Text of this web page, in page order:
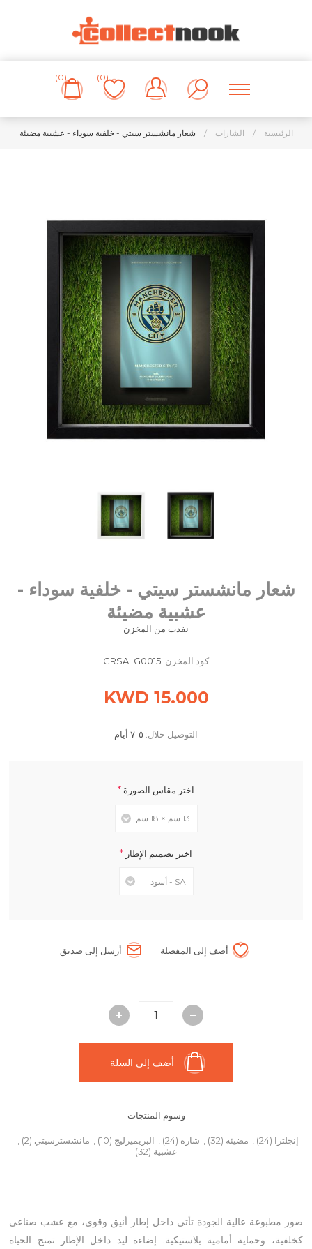
(0)
(0)
الرئيسية / الشارات / شعار مانشستر سيتي - خلفية سوداء - عشبية مضيئة
شعار مانشستر سيتي - خلفية سوداء -
عشبية مضيئة
نفذت من المخزن
كود المخزن: CRSALG0015
15.000 KWD
التوصيل خلال: ٥-٧ أيام
اختر مقاس الصورة *
اختر تصميم الإطار *
أضف إلى المفضلة أرسل إلى صديق
أضف إلى السلة
وسوم المنتجات
إنجلترا (24)
, مضيئة (32)
, شارة (24)
, البريميرليج (10)
, مانشسترسيتي (2)
,
عشبية (32)
صور مطبوعة عالية الجودة تأتي داخل إطار أنيق وقوي، مع عشب صناعي
كخلفية، وحماية أمامية بلاستيكية. إضاءة ليد داخل الإطار تمنح الحياة